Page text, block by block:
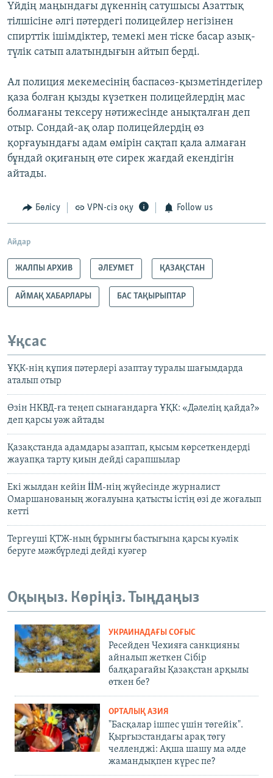
Үйдің маңындағы дүкеннің сатушысы Азаттық
тілшісіне әлгі пәтердегі полицейлер негізінен
спирттік ішімдіктер, темекі мен тіске басар азық-
түлік сатып алатындығын айтып берді.
Ал полиция мекемесінің баспасөз-қызметіндегілер
қаза болған қызды күзеткен полицейлердің мас
болмағаны тексеру нәтижесінде анықталған деп
отыр. Сондай-ақ олар полицейлердің өз
қорғауындағы адам өмірін сақтап қала алмаған
бұндай оқиғаның өте сирек жағдай екендігін
айтады.
Бөлісу VPN-сіз оқу Follow us
Айдар
ЖАЛПЫ АРХИВ ӘЛЕУМЕТ ҚАЗАҚСТАН
АЙМАҚ ХАБАРЛАРЫ БАС ТАҚЫРЫПТАР
Ұқсас
ҰҚК-нің құпия пәтерлері азаптау туралы шағымдарда
аталып отыр
Өзін НКВД-ға теңеп сынағандарға ҰҚК: «Дәлелің қайда?»
деп қарсы уәж айтады
Қазақстанда адамдары азаптап, қысым көрсеткендерді
жауапқа тарту қиын дейді сарапшылар
Екі жылдан кейін İİМ-нің жүйесінде журналист
Омаршанованың жоғалуына қатысты істің өзі де жоғалып
кетті
Тергеуші ҚТЖ-ның бұрынғы бастығына қарсы куәлік
беруге мәжбүрледі дейді куәгер
Оқыңыз. Көріңіз. Тыңдаңыз
УКРАИНАДАҒЫ СОҒЫС
Ресейден Чехияға санкцияны
айналып жеткен Сібір
балқарағайы Қазақстан арқылы
өткен бе?
ОРТАЛЫҚ АЗИЯ
"Басқалар ішпес үшін төгейік".
Қырғызстандағы арақ төгу
челленджі: Ақша шашу ма әлде
жамандықпен күрес пе?